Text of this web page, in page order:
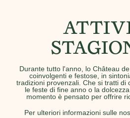
Durante tutto l'anno, lo Château
coinvolgenti e festose, in
tradizioni provenzali. Che si tratti di
le feste di fine anno o la
momento è pensato per offrire
Per ulteriori informazioni sulle